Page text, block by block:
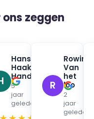
zeggen
Hans
Haak
Handpan
5
jaar
geleden
R
Rowin
Van
het
loo
2
jaar
geleden